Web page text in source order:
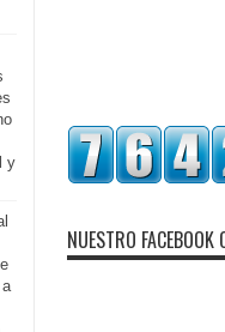
y
NUESTRO FACEBOOK